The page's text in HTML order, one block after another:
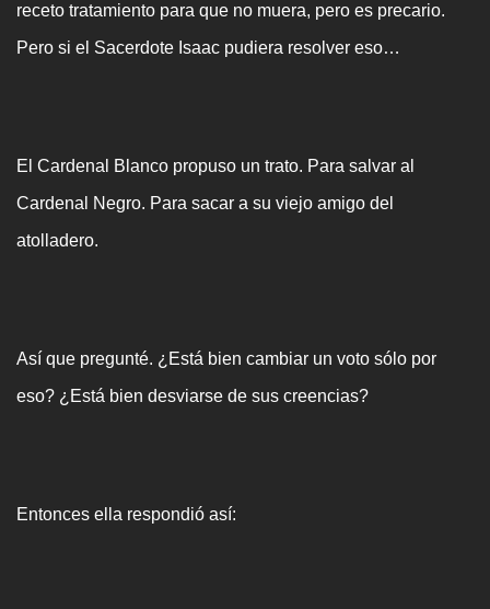
receto tratamiento para que no muera, pero es precario.
Pero si el Sacerdote Isaac pudiera resolver eso…
El Cardenal Blanco propuso un trato. Para salvar al
Cardenal Negro. Para sacar a su viejo amigo del
atolladero.
Así que pregunté. ¿Está bien cambiar un voto sólo por
eso? ¿Está bien desviarse de sus creencias?
Entonces ella respondió así: